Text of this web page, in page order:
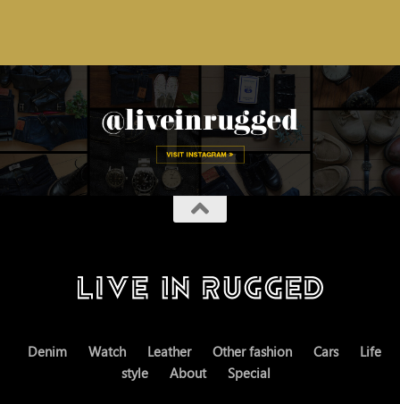
Denim Watch Leather Other fashion Cars
Life
style
About Special